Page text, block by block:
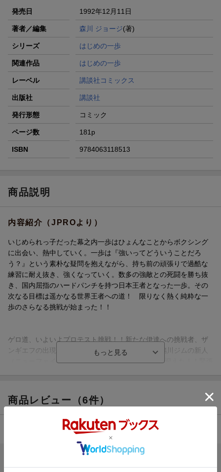
発売日 1992年12月11日
著者／編集 森川 ジョージ(著)
シリーズ はじめの一歩
関連作品 はじめの一歩
レーベル 講談社コミックス
出版社 講談社
発行形態 コミック
ページ数 181p
ISBN 9784063118513
商品説明
内容紹介（JPROより）
いじめられっ子だった幕之内一歩はひょんなことからボクシング
に出会い、熱中していく。一歩は『強いってどういうことだろ
う？』という素朴な疑問を抱えながら、持ち前の頑張りで過酷な
練習に耐え抜き、強くなっていく。数多の強敵との死闘を勝ち抜
き、国内屈指のハードパンチを持つ日本王者となった一歩。その
次なる目標は遥かなる世界王者への道！ 限りなく熱く純粋な一
歩のさらなる挑戦が始まった！！
ゲロ道、いよいよプロテスト挑戦！！新たな伊達への挑戦者、ザ
ンギエフの出現に不安を隠せない一歩。その頃、鴨川ジムの新人
（ニューフェイス）“ゲロ道”は、プロテストの日を迎えた！！緊張
Round133 がんばれ！ ゲロ道
Round134 A級ボクサートーナメント
Round136 やめる、やめない!?
Round137 ウエルカム・パンチ
Round140 最強の拳vs. 最速の男
商品レビュー（6件）
総合評価： 4.50